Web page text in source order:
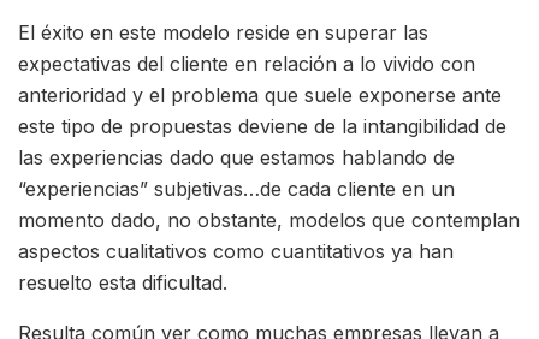
El éxito en este modelo reside en superar las
expectativas del cliente en relación a lo vivido con
anterioridad y el problema que suele exponerse ante
este tipo de propuestas deviene de la intangibilidad de
las experiencias dado que estamos hablando de
“experiencias” subjetivas…de cada cliente en un
momento dado, no obstante, modelos que contemplan
aspectos cualitativos como cuantitativos ya han
resuelto esta dificultad.
Resulta común ver como muchas empresas llevan a